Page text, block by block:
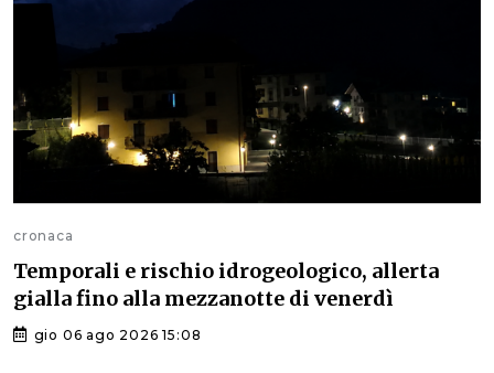
cronaca
Temporali e rischio idrogeologico, allerta
gialla fino alla mezzanotte di venerdì
gio 06 ago 2026 15:08